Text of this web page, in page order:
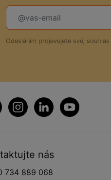
Odesláním projevujete svůj
nás
734 889 068